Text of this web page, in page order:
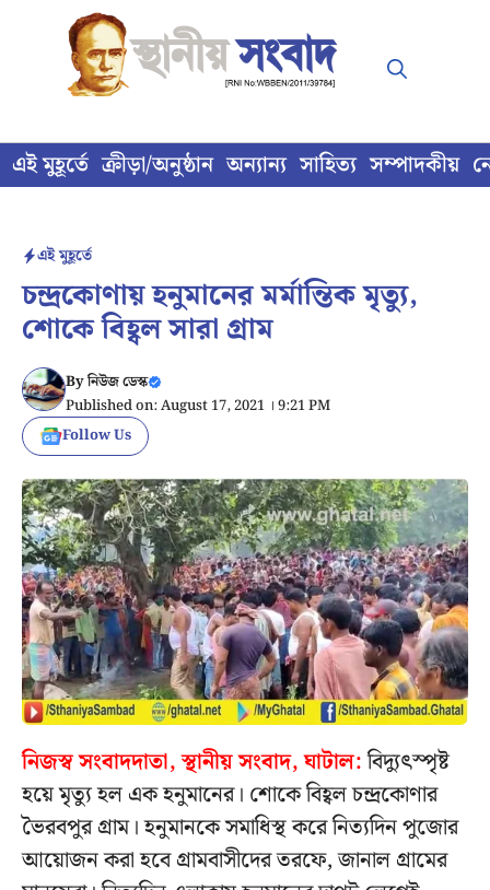
content
এই মুহূর্তে ক্রীড়া/অনুষ্ঠান অন্যান্য সাহিত্য সম্পাদকীয়
এই মুহূর্তে
চন্দ্রকোণায় হনুমানের মর্মান্তিক মৃত্যু,
শোকে বিহ্বল সারা গ্রাম
Byনিউজ ডেস্ক
Published on: August 17, 2021 । 9:21 PM
Follow Us
নিজস্ব সংবাদদাতা, স্থানীয় সংবাদ, ঘাটাল:বিদ্যুৎস্পৃষ্ট
হয়ে মৃত্যু হল এক হনুমানের। শোকে বিহ্বল চন্দ্রকোণার
ভৈরবপুর গ্রাম। হনুমানকে সমাধিস্থ করে নিত্যদিন পুজোর
আয়োজন করা হবে গ্রামবাসীদের তরফে, জানাল গ্রামের